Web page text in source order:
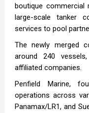
boutique commercial
large-scale tanker
services to pool
The newly merged
around 240
affiliated companies.
Penfield Marine,
operations across
Panamax/LR1, and